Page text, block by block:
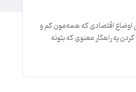
اوضاع اقتصادی که همه‌مون کم و
یه راهکار معنوی که بتونه